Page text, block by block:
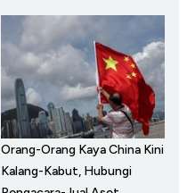
Orang-Orang Kaya China Kini
Kalang-Kabut, Hubungi